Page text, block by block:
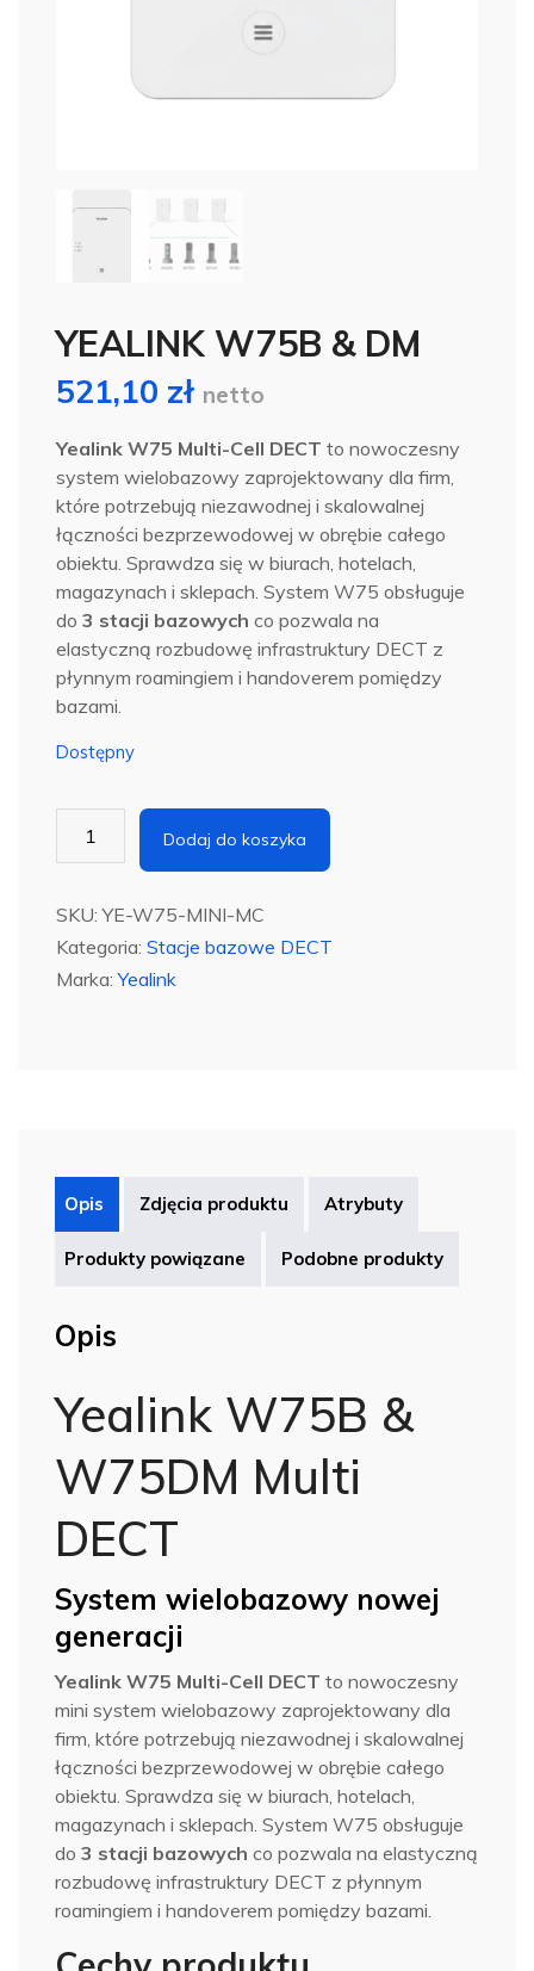
YEALINK W75B & DM
521,10 zł netto
Yealink W75 Multi-Cell DECT to nowoczesny
system wielobazowy zaprojektowany dla firm,
które potrzebują niezawodnej i skalowalnej
łączności bezprzewodowej w obrębie całego
obiektu. Sprawdza się w biurach, hotelach,
magazynach i sklepach. System W75 obsługuje
do 3 stacji bazowych co pozwala na
elastyczną rozbudowę infrastruktury DECT z
płynnym roamingiem i handoverem pomiędzy
bazami.
Dostępny
YEALINK
&
DM
Dodaj do koszyka
SKU:YE-W75-MINI-MC
Kategoria: Stacje bazowe DECT
Marka:Yealink
Opis Zdjęcia produktu Atrybuty
Produkty powiązane Podobne produkty
Opis
Yealink W75B &
W75DM Multi
DECT
System wielobazowy nowej
generacji
Yealink W75 Multi-Cell DECT to nowoczesny
mini system wielobazowy zaprojektowany dla
firm, które potrzebują niezawodnej i skalowalnej
łączności bezprzewodowej w obrębie całego
obiektu. Sprawdza się w biurach, hotelach,
magazynach i sklepach. System W75 obsługuje
do 3 stacji bazowych co pozwala na elastyczną
rozbudowę infrastruktury DECT z płynnym
roamingiem i handoverem pomiędzy bazami.